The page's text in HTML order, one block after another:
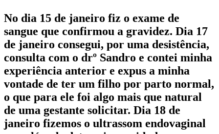
No dia 15 de janeiro fiz o exame de
sangue que confirmou a gravidez. Dia 17
de janeiro consegui, por uma desistência,
consulta com o drº Sandro e contei minha
experiência anterior e expus a minha
vontade de ter um filho por parto normal,
o que para ele foi algo mais que natural
de uma gestante solicitar. Dia 18 de
janeiro fizemos o ultrassom endovaginal